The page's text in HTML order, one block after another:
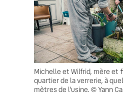
Michelle et Wilfrid, mère et
quartier de la verrerie, à
mètres de l’usine. © Yann